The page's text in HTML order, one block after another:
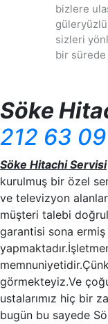
bizlere
sizleri
bir
Söke
212 63 09
Söke Hitachi Servisi
kurulmuş bir özel
ve televizyon
müşteri talebi
garantisi sona
görmekteyiz.Ve
ustalarımız hiç bir
bugün bu sayede